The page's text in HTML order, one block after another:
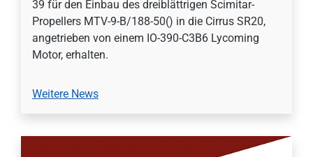
39 für den Einbau des dreiblättrigen Scimitar-
Propellers MTV-9-B/188-50() in die Cirrus SR20,
angetrieben von einem IO-390-C3B6 Lycoming
Motor, erhalten.
Weitere News